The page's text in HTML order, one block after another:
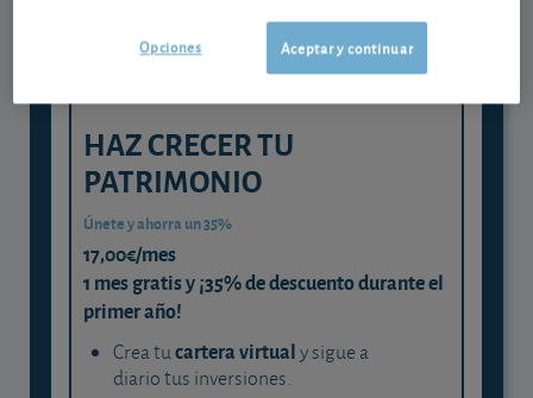
HAZ CRECER TU
PATRIMONIO
Únete y ahorra un 35%
17,00€/mes
1 mes gratis y ¡35% de descuento durante el
primer año!
Crea tucartera virtualy sigue a
diario tus inversiones.
Aceptar y continuar
Opciones